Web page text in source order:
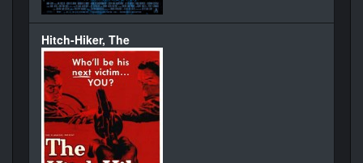
Hitch-Hiker, The